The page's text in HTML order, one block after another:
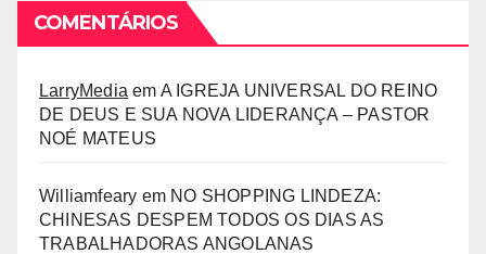
COMENTÁRIOS
LarryMedia em A IGREJA UNIVERSAL DO REINO
DE DEUS E SUA NOVA LIDERANÇA – PASTOR
NOÉ MATEUS
Williamfeary em NO SHOPPING LINDEZA:
CHINESAS DESPEM TODOS OS DIAS AS
TRABALHADORAS ANGOLANAS